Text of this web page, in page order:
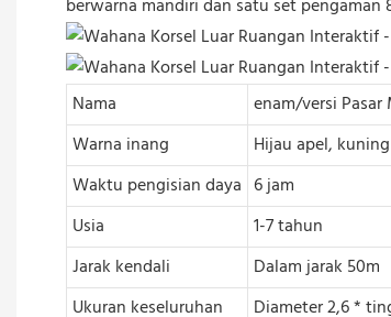
berwarna mandiri dan satu set pengaman
Nama
enam/versi
Warna inang
Hijau apel, kuning
Waktu pengisian daya 6 jam
Usia
1-7 tahun
Jarak kendali
Dalam jarak 50m
Ukuran keseluruhan
Diameter 2,6 *